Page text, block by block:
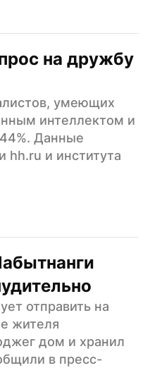
на дружбу
умеющих
интеллектом и
Данные
hh.ru и института
отправить на
жителя
дом и хранил
в пресс-